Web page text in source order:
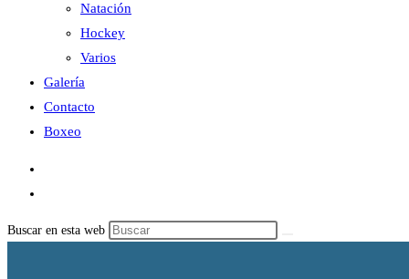
Natación
Hockey
Varios
Galería
Contacto
Boxeo
Buscar en esta web